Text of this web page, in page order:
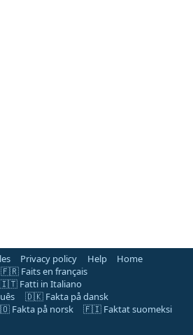
Privacy policy Help
Home
🇫🇷 Faits en français
🇮🇹 Fatti in Italiano
🇩🇰 Fakta på dansk
Fakta på norsk
🇫🇮 Faktat suomeksi